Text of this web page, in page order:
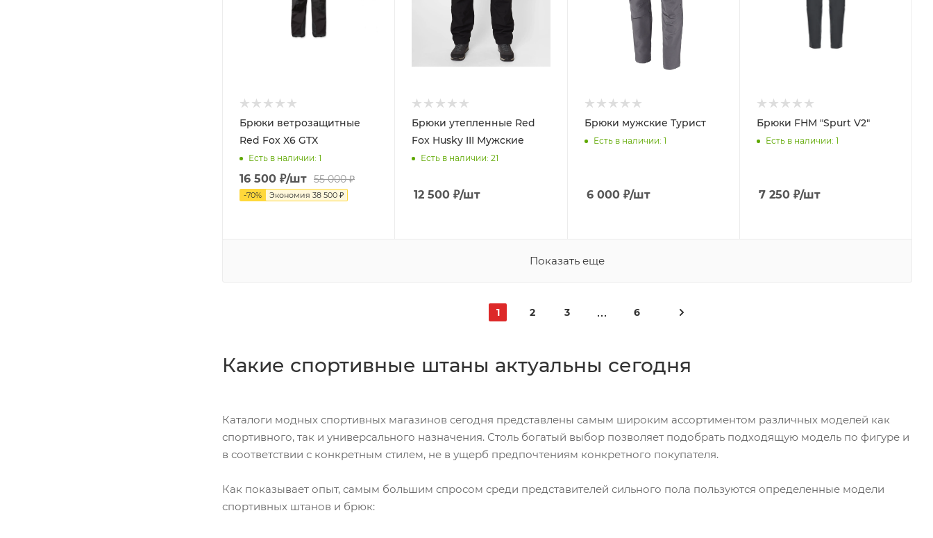
Брюки ветрозащитные
Red Fox X6 GTX
Есть в наличии: 1
16 500 ₽/шт 55 000₽
-70% Экономия 38 500 ₽
Брюки утепленные Red
Fox Husky III Мужские
Есть в наличии: 21
12 500 ₽/шт
Брюки мужские Турист
Есть в наличии: 1
6 000₽/шт
Брюки FHM "Spurt V2"
Есть в наличии: 1
7 250₽/шт
Показать еще
1 2 3 6
Какие спортивные штаны актуальны сегодня
Каталоги модных спортивных магазинов сегодня представлены самым широким ассортиментом различных моделей как
спортивного, так и универсального назначения. Столь богатый выбор позволяет подобрать подходящую модель по фигуре и
в соответствии с конкретным стилем, не в ущерб предпочтениям конкретного покупателя.
Как показывает опыт, самым большим спросом среди представителей сильного пола пользуются определенные модели
спортивных штанов и брюк: